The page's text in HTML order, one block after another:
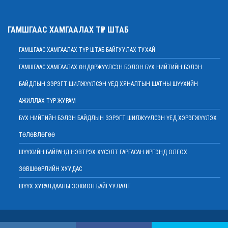
МЭДЭГДЭЛ
2022 оны 01 сарын 20
Ерөнхий шүүгч Д.Ганзориг Европын Холбооноос Монгол Улсад суугаа
Элчин сайдтай хамтын ажиллагааны талаар санал солилцов
2022 оны 01 сарын 19
Үндсэн хуулийн цэцийн гишүүнд нэр дэвшигчийн материал хүлээн авах
2022 оны 01 сарын 19
Улсын дээд шүүхийн дэргэдэх Шүүхийн сургалт, судалгаа, мэдээллийн
Дээд шүүхийн нийт шүүгчийн хуралдаан болно
ГАМШГААС ХАМГААЛАХ ТҮР ШТАБ
ГАМШГААС ХАМГААЛАХ ТҮР ШТАБ БАЙГУУЛАХ ТУХАЙ
ГАМШГААС ХАМГААЛАХ ӨНДӨРЖҮҮЛСЭН БОЛОН БҮХ НИЙТИЙН БЭЛЭН
БАЙДЛЫН ЗЭРЭГТ ШИЛЖҮҮЛСЭН ҮЕД ХЯНАЛТЫН ШАТНЫ ШҮҮХИЙН
АЖИЛЛАХ ТҮР ЖУРАМ
БҮХ НИЙТИЙН БЭЛЭН БАЙДЛЫН ЗЭРЭГТ ШИЛЖҮҮЛСЭН ҮЕД ХЭРЭГЖҮҮЛЭХ
ТӨЛӨВЛӨГӨӨ
ШҮҮХИЙН БАЙРАНД НЭВТРЭХ ХҮСЭЛТ ГАРГАСАН ИРГЭНД ОЛГОХ
ЗӨВШӨӨРЛИЙН ХУУДАС
ШҮҮХ ХУРАЛДААНЫ ЗОХИОН БАЙГУУЛАЛТ